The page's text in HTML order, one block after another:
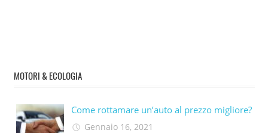
MOTORI & ECOLOGIA
Come rottamare un’auto al prezzo migliore?
Gennaio 16, 2021